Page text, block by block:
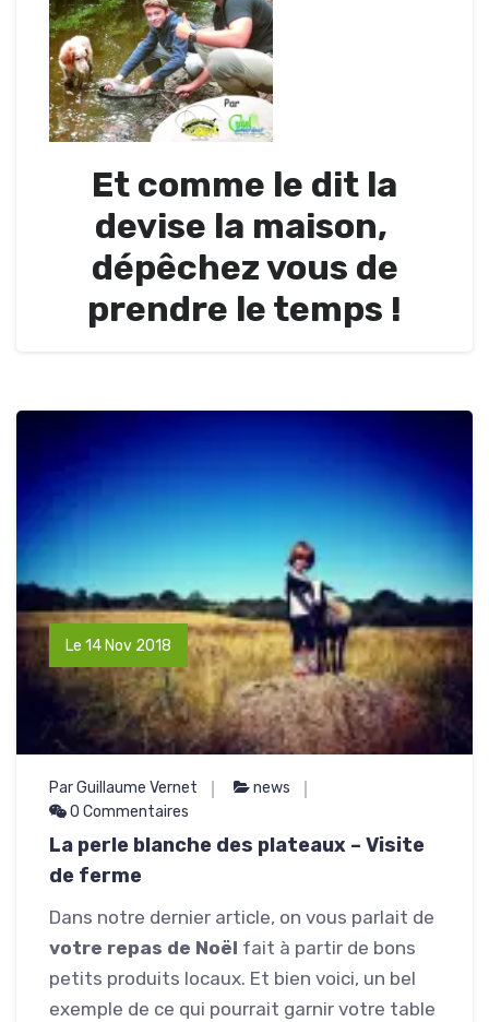
Et comme le dit la
devise la maison,
dépêchez vous de
prendre le temps !
Le 14 Nov 2018
Par Guillaume Vernet
news
0 Commentaires
La perle blanche des plateaux – Visite
de ferme
Dans notre dernier article, on vous parlait de
votre repas de Noël fait à partir de bons
petits produits locaux. Et bien voici, un bel
exemple de ce qui pourrait garnir votre table